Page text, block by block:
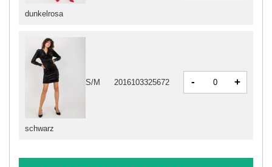
dunkelrosa
schwarz
S/M 2016103325672 - +